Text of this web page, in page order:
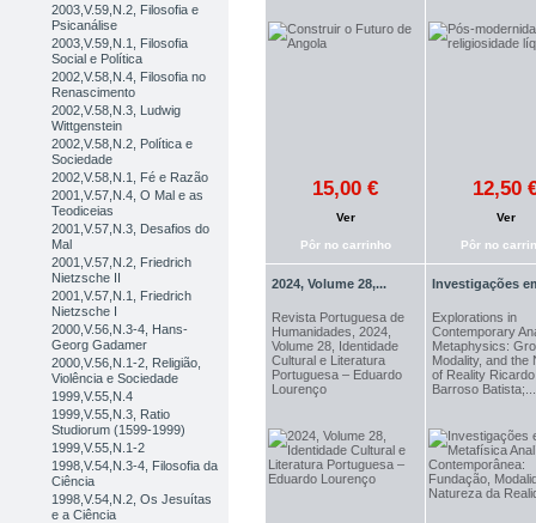
2003,V.59,N.2, Filosofia e
Psicanálise
2003,V.59,N.1, Filosofia
Social e Política
2002,V.58,N.4, Filosofia no
Renascimento
2002,V.58,N.3, Ludwig
Wittgenstein
2002,V.58,N.2, Política e
Sociedade
2002,V.58,N.1, Fé e Razão
2001,V.57,N.4, O Mal e as
Teodiceias
2001,V.57,N.3, Desafios do
Mal
2001,V.57,N.2, Friedrich
Nietzsche II
2001,V.57,N.1, Friedrich
Nietzsche I
2000,V.56,N.3-4, Hans-
Georg Gadamer
2000,V.56,N.1-2, Religião,
Violência e Sociedade
1999,V.55,N.4
1999,V.55,N.3, Ratio
Studiorum (1599-1999)
1999,V.55,N.1-2
1998,V.54,N.3-4, Filosofia da
Ciência
1998,V.54,N.2, Os Jesuítas
e a Ciência
15,00 €
Ver
Pôr no carrinho
12,50
Ver
Pôr no
2024, Volume 28,...
Revista Portuguesa de
Humanidades, 2024,
Volume 28, Identidade
Cultural e Literatura
Portuguesa – Eduardo
Lourenço
Investigações
Explorations in
Contemporary
Metaphysics:
Modality, and the
of Reality Ricardo
Barroso Batista;...